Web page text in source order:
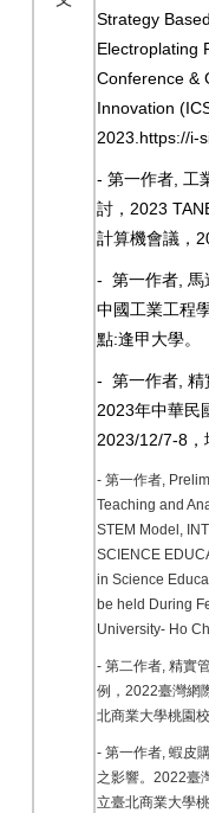
Strategy
Electroplating
Conference &
Innovation
2023.https://i-
- 第一作者 工
討， 2023
計算機會議，
- 第一作者 馬
中國工業工程
點:逢甲大學。
- 第一作者 精
2023年中華民
2023/12/7-8
- 第一作者,
Teaching and
STEM Model,
SCIENCE
in Science
be held During
University- Ho
- 第二作者, 精實
例，2022臺灣網
北商業大學桃園校
- 第一作者, 蝦皮
之影響。2022臺
立臺北商業大學桃